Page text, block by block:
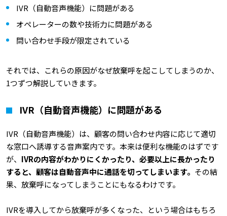
IVR（自動音声機能）に問題がある
オペレーターの数や技術力に問題がある
問い合わせ手段が限定されている
それでは、これらの原因がなぜ放棄呼を起こしてしまうのか、
1つずつ解説していきます。
IVR（自動音声機能）に問題がある
IVR（自動音声機能）は、顧客の問い合わせ内容に応じて適切
な窓口へ誘導する音声案内です。本来は便利な機能のはずです
が、 IVRの内容がわかりにくかったり、必要以上に長かったり
すると、顧客は自動音声中に通話を切ってしまいます。 その結
果、放棄呼になってしまうことにもなるわけです。
IVRを導入してから放棄呼が多くなった、という場合はもちろ